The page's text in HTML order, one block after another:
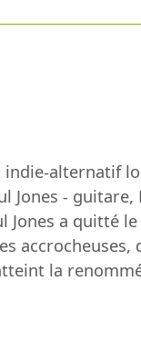
alternatif
Jones -
Jones a quitté
la